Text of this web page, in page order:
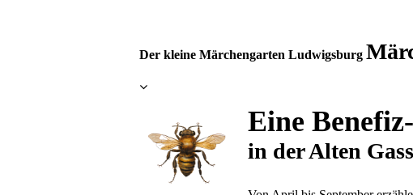
Der kleine Märchengarten Ludwigsburg
Eine
in der Alten